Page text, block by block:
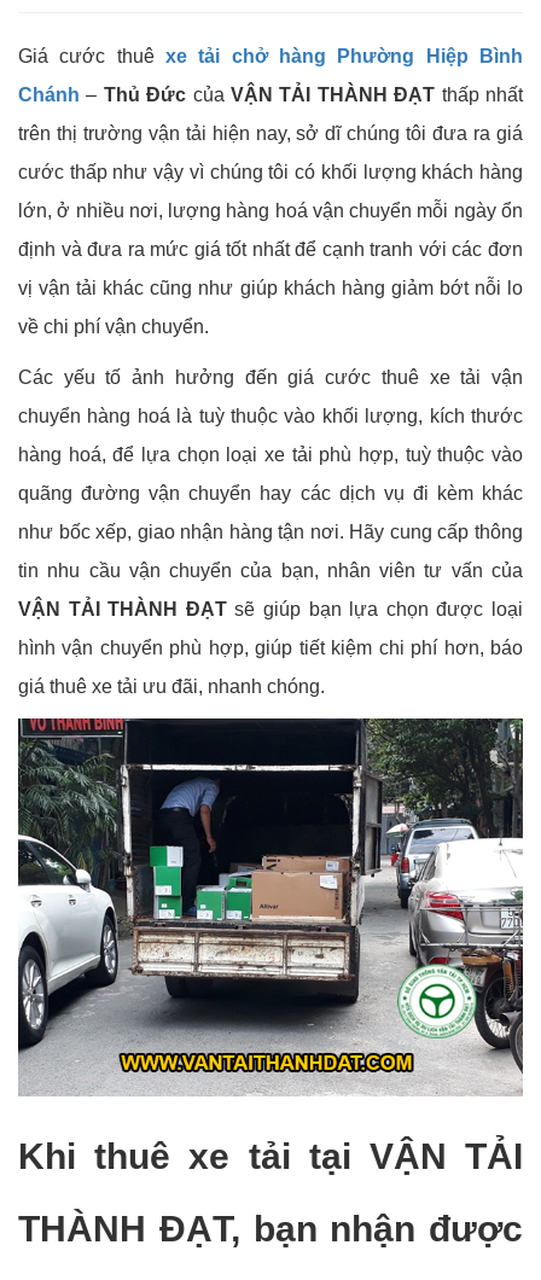
Giá cước thuê xe tải chở hàng
Phường Hiệp Bình
Chánh – Thủ Đức củaVẬN TẢI THÀNH ĐẠT thấp nhất
trên thị trường vận tải hiện nay, sở dĩ chúng tôi đưa ra giá
cước thấp như vậy vì chúng tôi có khối lượng khách hàng
lớn, ở nhiều nơi, lượng hàng hoá vận chuyển mỗi ngày ổn
định và đưa ra mức giá tốt nhất để cạnh tranh với các đơn
vị vận tải khác cũng như giúp khách hàng giảm bớt nỗi lo
về chi phí vận chuyển.
Các yếu tố ảnh hưởng đến giá cước thuê xe tải vận
chuyển hàng hoá là tuỳ thuộc vào khối lượng, kích thước
hàng hoá, để lựa chọn loại xe tải phù hợp, tuỳ thuộc vào
quãng đường vận chuyển hay các dịch vụ đi kèm khác
như bốc xếp, giao nhận hàng tận nơi. Hãy cung cấp thông
tin nhu cầu vận chuyển của bạn, nhân viên tư vấn của
VẬN TẢI THÀNH ĐẠTsẽ giúp bạn lựa chọn được loại
hình vận chuyển phù hợp, giúp tiết kiệm chi phí hơn, báo
giá thuê xe tải ưu đãi, nhanh chóng.
Khi thuê xe tải tại VẬN TẢI
THÀNH ĐẠT, bạn nhận được